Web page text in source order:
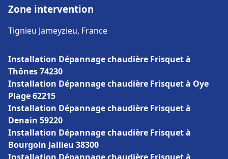
Zone intervention
Tignieu Jameyzieu, France
Installation Dépannage chaudière Frisquet à
Thônes 74230
Installation Dépannage chaudière Frisquet à Oye
Plage 62215
Installation Dépannage chaudière Frisquet à
Denain 59220
Installation Dépannage chaudière Frisquet à
Bourgoin Jallieu 38300